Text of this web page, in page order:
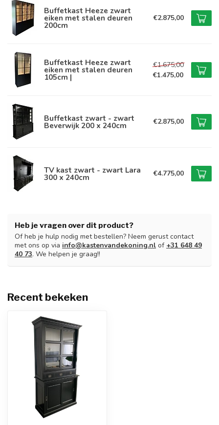
Buffetkast Heeze zwart
eiken met stalen deuren
200cm
€2.875,00
Buffetkast Heeze zwart
eiken met stalen deuren
105cm |
€1.675,00
€1.475,00
Buffetkast zwart - zwart
Beverwijk 200 x 240cm €2.875,00
TV kast zwart - zwart Lara
300 x 240cm €4.775,00
Heb je vragen over dit product?
Of heb je hulp nodig met bestellen? Neem gerust contact
met ons op via info@kastenvandekoning.nl of +31 648 49
40 73. We helpen je graag!!
Recent bekeken